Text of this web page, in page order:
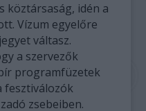
köztársaság, idén a
Vízum egyelőre
váltasz.
a szervezők
programfüzetek
fesztiválozók
zsebeiben.